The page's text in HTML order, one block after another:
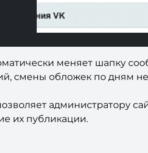
меняет шапку
смены обложек по дням
администратору
их публикации.